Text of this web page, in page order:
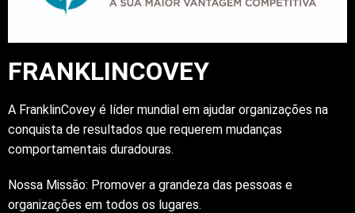
FRANKLINCOVEY
A FranklinCovey é líder mundial em ajudar organizações na
conquista de resultados que requerem mudanças
comportamentais duradouras.
Nossa Missão: Promover a grandeza das pessoas e
organizações em todos os lugares.